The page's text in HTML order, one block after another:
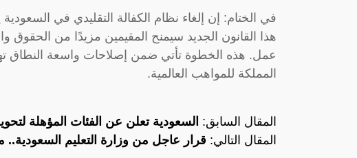
في الختام: إن إلغاء نظام الكفالة التقليدي في
هذا القانون الجديد سيمنح المقيمين مزيدًا من الحقوق
عمل. هذه الخطوة تأتي ضمن إصلاحات واسعة النطاق
المملكة للمواهب العالمية.
المقال السابق: السعودية تعلن عن الفئات المؤهلة
المقال التالي: قرار عاجل من وزارة التعليم السعودية..